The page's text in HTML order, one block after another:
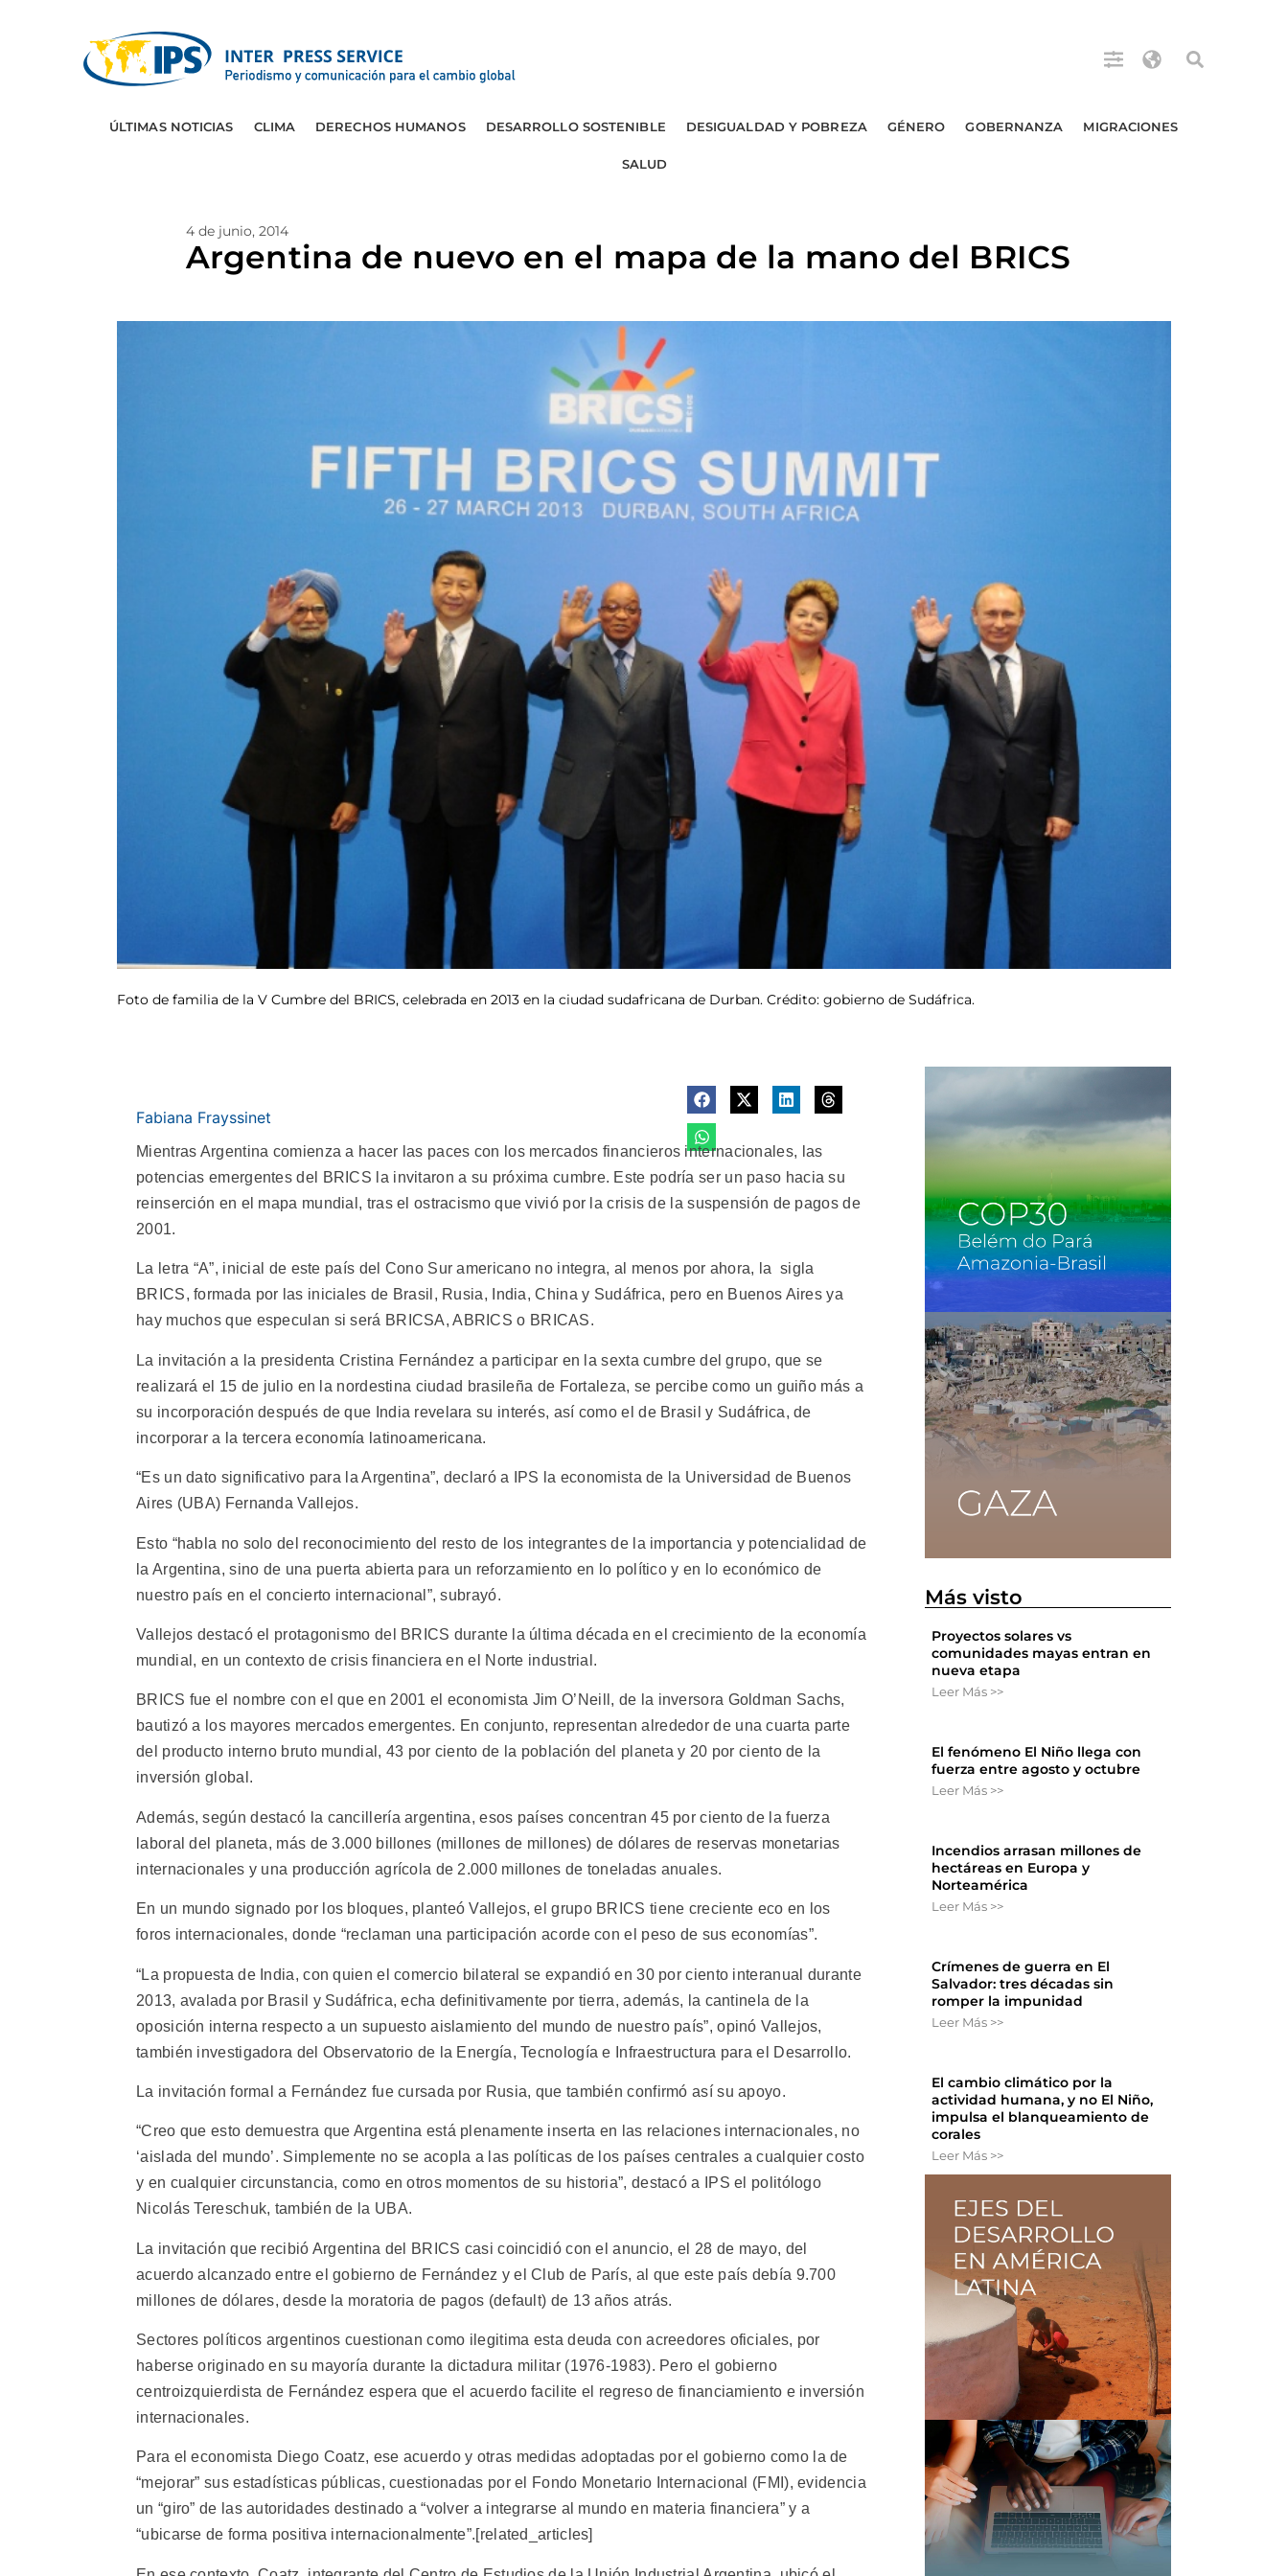
ÚLTIMAS NOTICIAS CLIMA DERECHOS HUMANOS DESARROLLO SOSTENIBLE DESIGUALDAD Y POBREZA GÉNERO GOBERNANZA MIGRACIONES
SALUD
4 de junio, 2014
Argentina de nuevo en el mapa de la mano del BRICS
Foto de familia de la V Cumbre del BRICS, celebrada en 2013 en la ciudad sudafricana de Durban. Crédito: gobierno de Sudáfrica.
Fabiana Frayssinet
Mientras Argentina comienza a hacer las paces con los mercados financieros internacionales, las
potencias emergentes del BRICS la invitaron a su próxima cumbre. Este podría ser un paso hacia su
reinserción en el mapa mundial, tras el ostracismo que vivió por la crisis de la suspensión de pagos de
2001.
La letra “A”, inicial de este país del Cono Sur americano no integra, al menos por ahora, la sigla
BRICS, formada por las iniciales de Brasil, Rusia, India, China y Sudáfrica, pero en Buenos Aires ya
hay muchos que especulan si será BRICSA, ABRICS o BRICAS.
La invitación a la presidenta Cristina Fernández a participar en la sexta cumbre del grupo, que se
realizará el 15 de julio en la nordestina ciudad brasileña de Fortaleza, se percibe como un guiño más a
su incorporación después de que India revelara su interés, así como el de Brasil y Sudáfrica, de
incorporar a la tercera economía latinoamericana.
“Es un dato significativo para la Argentina”, declaró a IPS la economista de la Universidad de Buenos
Aires (UBA) Fernanda Vallejos.
Esto “habla no solo del reconocimiento del resto de los integrantes de la importancia y potencialidad de
la Argentina, sino de una puerta abierta para un reforzamiento en lo político y en lo económico de
nuestro país en el concierto internacional”, subrayó.
Vallejos destacó el protagonismo del BRICS durante la última década en el crecimiento de la economía
mundial, en un contexto de crisis financiera en el Norte industrial.
BRICS fue el nombre con el que en 2001 el economista Jim O’Neill, de la inversora Goldman Sachs,
bautizó a los mayores mercados emergentes. En conjunto, representan alrededor de una cuarta parte
del producto interno bruto mundial, 43 por ciento de la población del planeta y 20 por ciento de la
inversión global.
Además, según destacó la cancillería argentina, esos países concentran 45 por ciento de la fuerza
laboral del planeta, más de 3.000 billones (millones de millones) de dólares de reservas monetarias
internacionales y una producción agrícola de 2.000 millones de toneladas anuales.
En un mundo signado por los bloques, planteó Vallejos, el grupo BRICS tiene creciente eco en los
foros internacionales, donde “reclaman una participación acorde con el peso de sus economías”.
“La propuesta de India, con quien el comercio bilateral se expandió en 30 por ciento interanual durante
2013, avalada por Brasil y Sudáfrica, echa definitivamente por tierra, además, la cantinela de la
oposición interna respecto a un supuesto aislamiento del mundo de nuestro país”, opinó Vallejos,
también investigadora del Observatorio de la Energía, Tecnología e Infraestructura para el Desarrollo.
La invitación formal a Fernández fue cursada por Rusia, que también confirmó así su apoyo.
“Creo que esto demuestra que Argentina está plenamente inserta en las relaciones internacionales, no
‘aislada del mundo’. Simplemente no se acopla a las políticas de los países centrales a cualquier costo
y en cualquier circunstancia, como en otros momentos de su historia”, destacó a IPS el politólogo
Nicolás Tereschuk, también de la UBA.
La invitación que recibió Argentina del BRICS casi coincidió con el anuncio, el 28 de mayo, del
acuerdo alcanzado entre el gobierno de Fernández y el Club de París, al que este país debía 9.700
millones de dólares, desde la moratoria de pagos (default) de 13 años atrás.
Sectores políticos argentinos cuestionan como ilegitima esta deuda con acreedores oficiales, por
haberse originado en su mayoría durante la dictadura militar (1976-1983). Pero el gobierno
centroizquierdista de Fernández espera que el acuerdo facilite el regreso de financiamiento e inversión
internacionales.
Para el economista Diego Coatz, ese acuerdo y otras medidas adoptadas por el gobierno como la de
“mejorar” sus estadísticas públicas, cuestionadas por el Fondo Monetario Internacional (FMI), evidencia
un “giro” de las autoridades destinado a “volver a integrarse al mundo en materia financiera” y a
“ubicarse de forma positiva internacionalmente”.[related_articles]
Más visto
Proyectos solares vs
comunidades mayas entran en
nueva etapa
Leer Más >>
El fenómeno El Niño llega con
fuerza entre agosto y octubre
Leer Más >>
Incendios arrasan millones de
hectáreas en Europa y
Norteamérica
Leer Más >>
Crímenes de guerra en El
Salvador: tres décadas sin
romper la impunidad
Leer Más >>
El cambio climático por la
actividad humana, y no El Niño,
impulsa el blanqueamiento de
corales
Leer Más >>